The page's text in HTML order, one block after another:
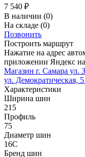
7 540 ₽
В наличии (0)
На складе (0)
Позвонить
Построить маршрут
Нажатие на адрес
приложении Яндекс
Магазин г. Самара ул.
ул. Демократическая,
Характеристики
Ширина шин
215
Профиль
75
Диаметр шин
16C
Бренд шин